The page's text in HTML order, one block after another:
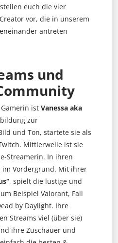
euch die vier
vor, die in unserem
antreten
und
ist Vanessa aka
zur
und Ton, startete sie als
Mittlerweile ist sie
Streamerin. In ihren
im Vordergrund. Mit ihrer
, spielt die lustige und
Beispiel Valorant, Fall
by Daylight. Ihre
Streams viel (über sie)
ihre Zuschauer und